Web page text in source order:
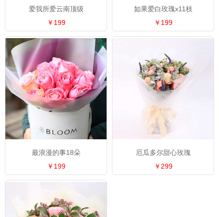
爱我所爱云南顶级
￥199
如果爱白玫瑰x11枝
￥199
最浪漫的事18朵
￥199
厄瓜多尔甜心玫瑰
￥299